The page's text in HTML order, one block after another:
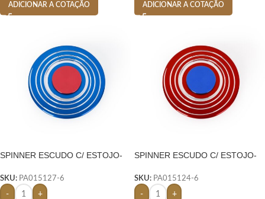
ADICIONAR A COTAÇÃO ADICIONAR A COTAÇÃO
SPINNER ESCUDO C/ ESTOJO-
SKU: PA015127-6
- +
SPINNER ESCUDO C/ ESTOJO-
SKU: PA015124-6
- +